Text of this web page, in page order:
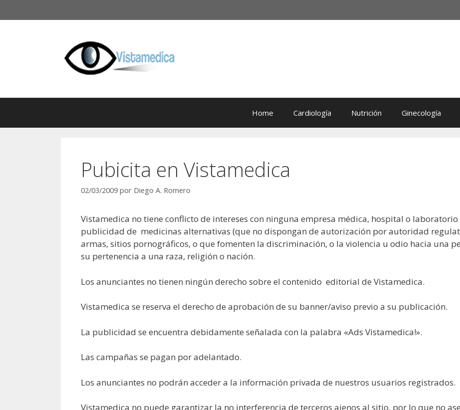
al
Home Cardiología Nutrición Ginecología
Pubicita en Vistamedica
02/03/2009 por Diego A. Romero
Vistamedica no tiene conflicto de intereses con ninguna empresa médica, hospital o
publicidad de medicinas alternativas (que no dispongan de autorización por autoridad
armas, sitios pornográficos, o que fomenten la discriminación, o la violencia u odio hacia una
su pertenencia a una raza, religión o nación.
Los anunciantes no tienen ningún derecho sobre el contenido editorial de Vistamedica.
Vistamedica se reserva el derecho de aprobación de su banner/aviso previo a su publicación.
La publicidad se encuentra debidamente señalada con la palabra «Ads Vistamedica!».
Las campañas se pagan por adelantado.
Los anunciantes no podrán acceder a la información privada de nuestros usuarios registrados.
Vistamedica no puede garantizar la no interferencia de terceros ajenos al sitio, por lo que no